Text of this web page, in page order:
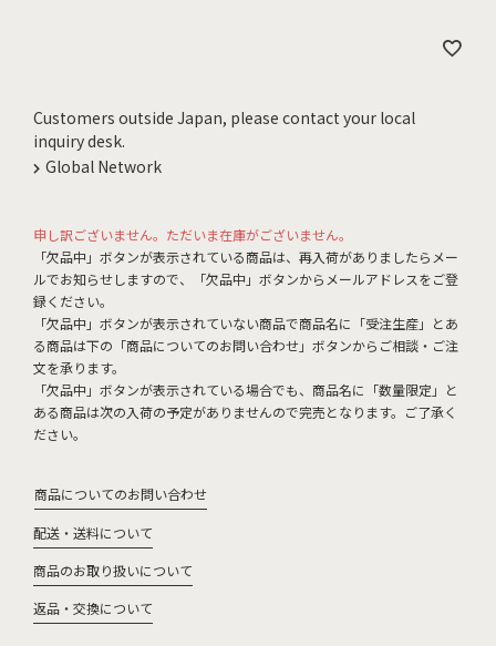
Customers outside Japan, please contact your local
inquiry desk.
Global Network
申し訳ございません。ただいま在庫がございません。
「欠品中」ボタンが表示されている商品は、再入荷がありましたらメー
ルでお知らせしますので、「欠品中」ボタンからメールアドレスをご登
録ください。
「欠品中」ボタンが表示されていない商品で商品名に「受注生産」とあ
る商品は下の「商品についてのお問い合わせ」ボタンからご相談・ご注
文を承ります。
「欠品中」ボタンが表示されている場合でも、商品名に「数量限定」と
ある商品は次の入荷の予定がありませんので完売となります。ご了承く
ださい。
商品についてのお問い合わせ
配送・送料について
商品のお取り扱いについて
返品・交換について